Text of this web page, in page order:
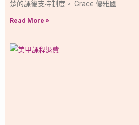
楚的課後支持制度。 Grace 優雅國
Read More »